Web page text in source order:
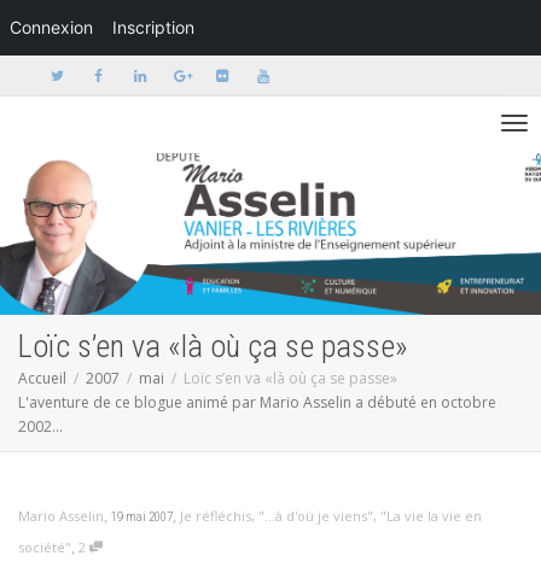
Connexion Inscription
Activer/
Loïc s’en va «là où ça se passe»
Accueil 2007 mai
Loïc s’en va «là où ça se passe»
L'aventure de ce blogue animé par Mario Asselin a débuté en octobre
2002...
Mario Asselin, 19 mai 2007, Je réfléchis, "...à d'où je viens", "La vie la vie en
société", 2